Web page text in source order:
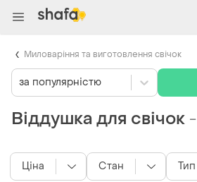
Віддушка для свічок -
Ціна Стан Тип
за популярністю
Миловаріння та виготовлення свічок